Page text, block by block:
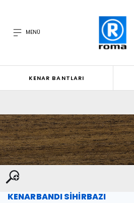
MENÜ
KENAR BANTLARI
KENARBANDI SİHİRBAZI